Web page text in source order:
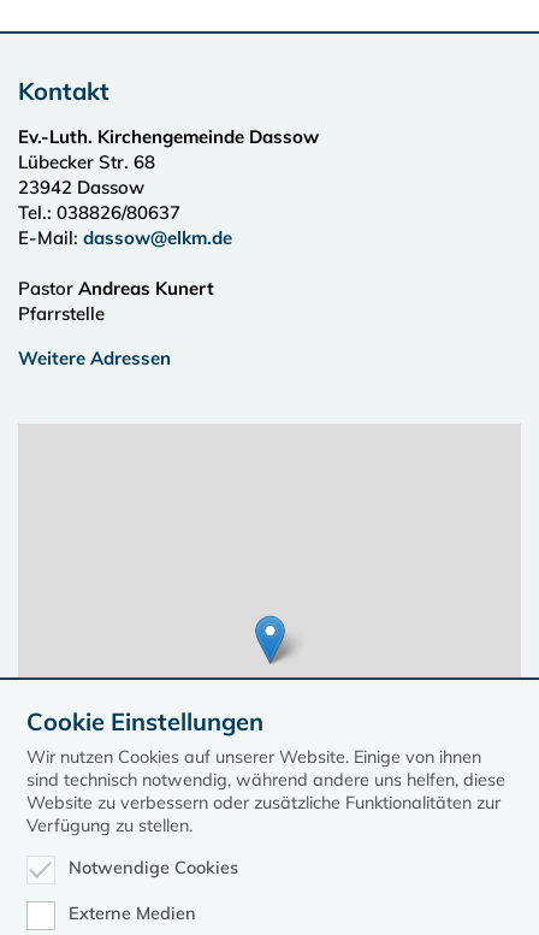
Kontakt
Ev.-Luth. Kirchengemeinde Dassow
Lübecker Str. 68
23942 Dassow
Tel.: 038826/80637
E-Mail: dassow@elkm.de
Pastor Andreas Kunert
Pfarrstelle
Weitere Adressen
Cookie Einstellungen
Wir nutzen Cookies auf unserer Website. Einige von ihnen
sind technisch notwendig, während andere uns helfen, diese
Website zu verbessern oder zusätzliche Funktionalitäten zur
Verfügung zu stellen.
Notwendige Cookies
Externe Medien